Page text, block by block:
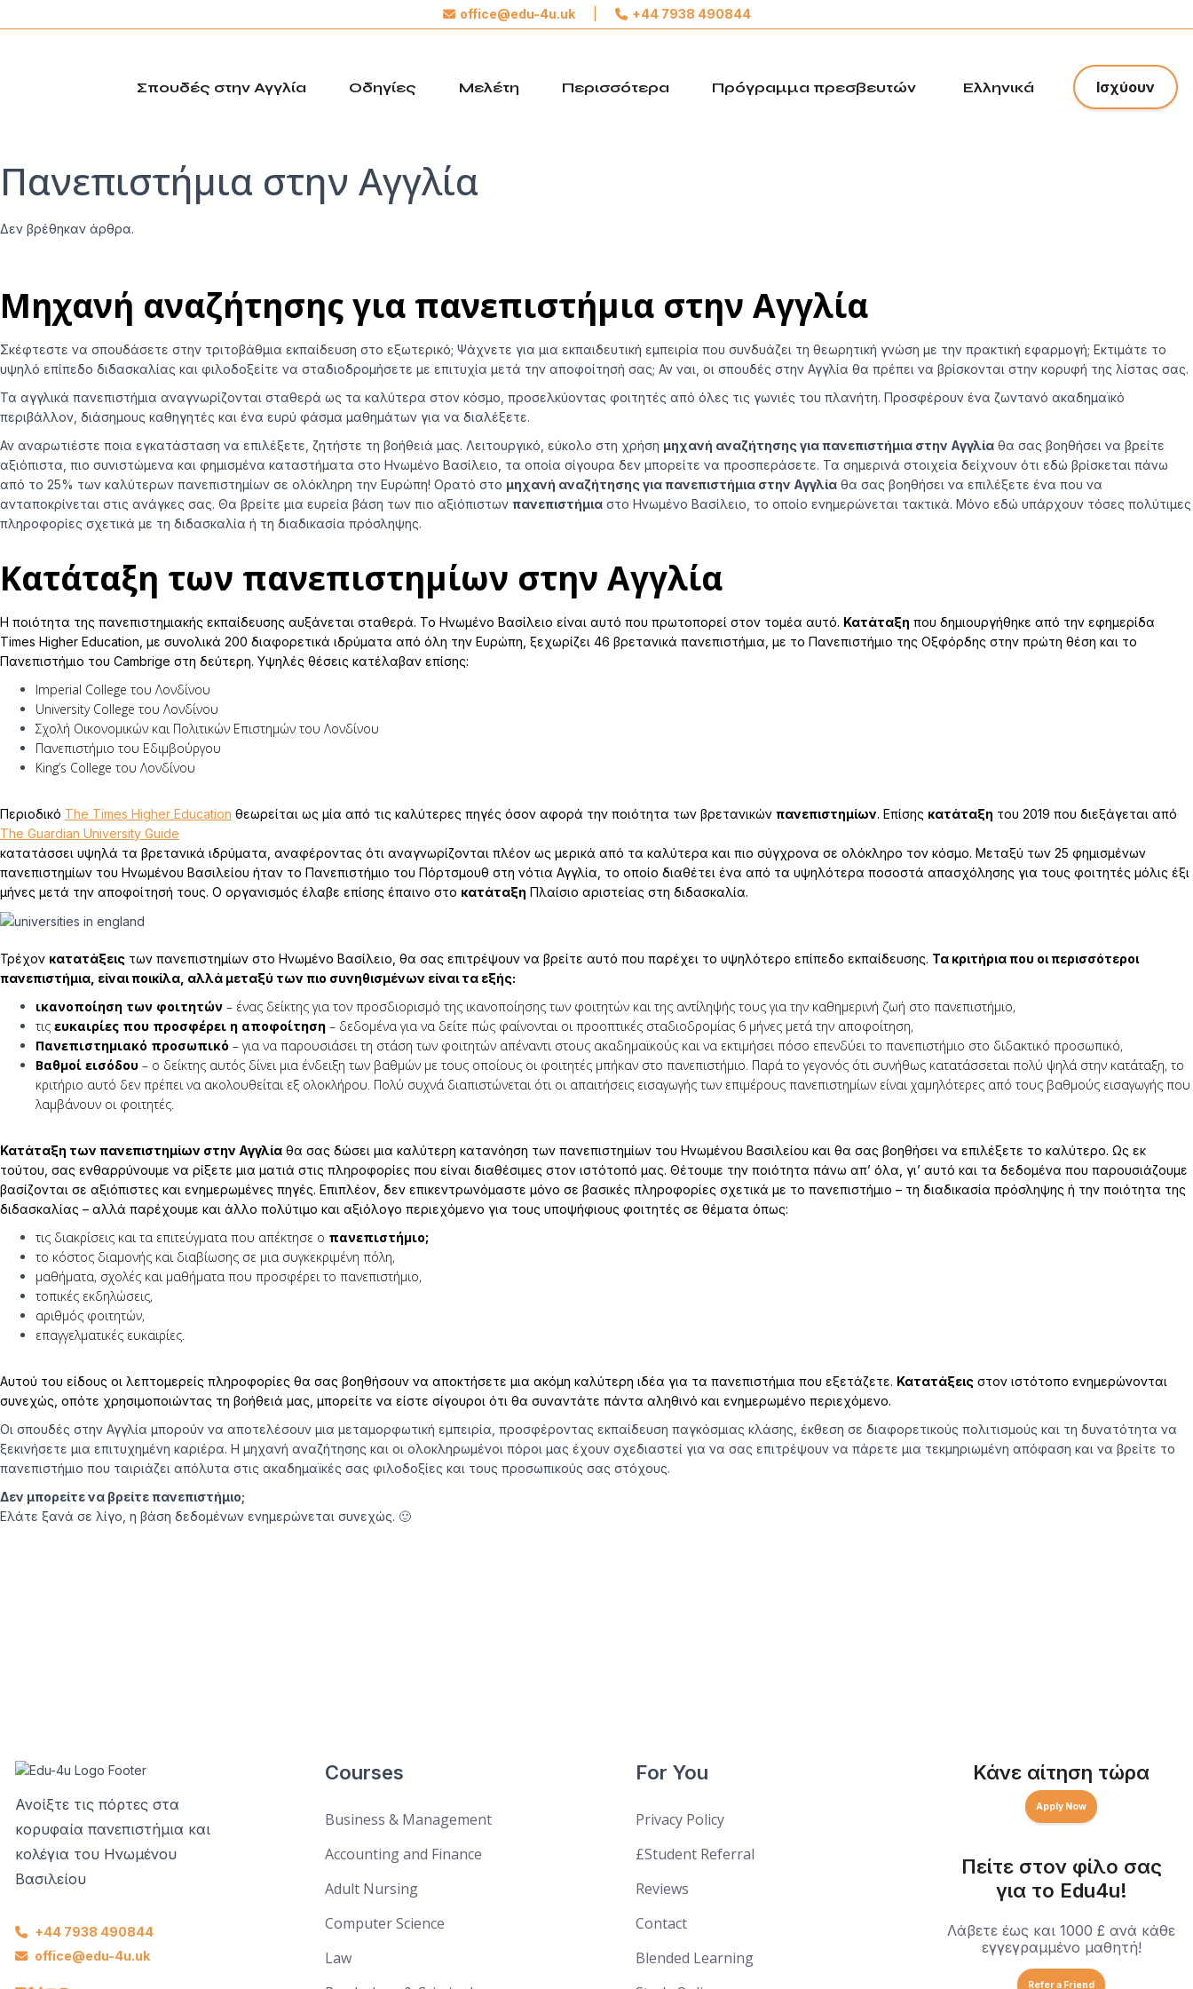
x
Edu4u
επικοινωνήσουμε μαζί σας σχετικά με την αίτησή σας.
age and acknowledge our processing of your personal data for
contact purposes as detailed in our Privacy Policy
office@edu-4u.uk +44 7938 490844
Σπουδές στην Αγγλία Οδηγίες Μελέτη Περισσότερα Πρόγραμμα πρεσβευτών Ελληνικά Ισχύουν
Πανεπιστήμια στην Αγγλία
Δεν βρέθηκαν άρθρα.
Μηχανή αναζήτησης για πανεπιστήμια στην Αγγλία
Σκέφτεστε να σπουδάσετε στην τριτοβάθμια εκπαίδευση στο εξωτερικό; Ψάχνετε για μια εκπαιδευτική εμπειρία που συνδυάζει τη θεωρητική γνώση με την πρακτική εφαρμογή; Εκτιμάτε το
υψηλό επίπεδο διδασκαλίας και φιλοδοξείτε να σταδιοδρομήσετε με επιτυχία μετά την αποφοίτησή σας; Αν ναι, οι σπουδές στην Αγγλία θα πρέπει να βρίσκονται στην κορυφή της λίστας σας.
Τα αγγλικά πανεπιστήμια αναγνωρίζονται σταθερά ως τα καλύτερα στον κόσμο, προσελκύοντας φοιτητές από όλες τις γωνιές του πλανήτη. Προσφέρουν ένα ζωντανό ακαδημαϊκό
περιβάλλον, διάσημους καθηγητές και ένα ευρύ φάσμα μαθημάτων για να διαλέξετε.
Αν αναρωτιέστε ποια εγκατάσταση να επιλέξετε, ζητήστε τη βοήθειά μας. Λειτουργικό, εύκολο στη χρήση μηχανή αναζήτησης για πανεπιστήμια στην Αγγλία θα σας βοηθήσει να βρείτε
αξιόπιστα, πιο συνιστώμενα και φημισμένα καταστήματα στο Ηνωμένο Βασίλειο, τα οποία σίγουρα δεν μπορείτε να προσπεράσετε. Τα σημερινά στοιχεία δείχνουν ότι εδώ βρίσκεται πάνω
από το 25% των καλύτερων πανεπιστημίων σε ολόκληρη την Ευρώπη! Ορατό στο μηχανή αναζήτησης για πανεπιστήμια στην Αγγλία θα σας βοηθήσει να επιλέξετε ένα που να
ανταποκρίνεται στις ανάγκες σας. Θα βρείτε μια ευρεία βάση των πιο αξιόπιστων πανεπιστήμια στο Ηνωμένο Βασίλειο, το οποίο ενημερώνεται τακτικά. Μόνο εδώ υπάρχουν τόσες πολύτιμες
πληροφορίες σχετικά με τη διδασκαλία ή τη διαδικασία πρόσληψης.
Κατάταξη των πανεπιστημίων στην Αγγλία
Η ποιότητα της πανεπιστημιακής εκπαίδευσης αυξάνεται σταθερά. Το Ηνωμένο Βασίλειο είναι αυτό που πρωτοπορεί στον τομέα αυτό. Κατάταξη που δημιουργήθηκε από την εφημερίδα
Times Higher Education, με συνολικά 200 διαφορετικά ιδρύματα από όλη την Ευρώπη, ξεχωρίζει 46 βρετανικά πανεπιστήμια, με το Πανεπιστήμιο της Οξφόρδης στην πρώτη θέση και το
Πανεπιστήμιο του Cambrige στη δεύτερη. Υψηλές θέσεις κατέλαβαν επίσης:
Imperial College του Λονδίνου
University College του Λονδίνου
Σχολή Οικονομικών και Πολιτικών Επιστημών του Λονδίνου
Πανεπιστήμιο του Εδιμβούργου
King’s College του Λονδίνου
Περιοδικό The Times Higher Education θεωρείται ως μία από τις καλύτερες πηγές όσον αφορά την ποιότητα των βρετανικών πανεπιστημίων. Επίσης κατάταξη του 2019 που διεξάγεται από
The Guardian University Guide
κατατάσσει υψηλά τα βρετανικά ιδρύματα, αναφέροντας ότι αναγνωρίζονται πλέον ως μερικά από τα καλύτερα και πιο σύγχρονα σε ολόκληρο τον κόσμο. Μεταξύ των 25 φημισμένων
πανεπιστημίων του Ηνωμένου Βασιλείου ήταν το Πανεπιστήμιο του Πόρτσμουθ στη νότια Αγγλία, το οποίο διαθέτει ένα από τα υψηλότερα ποσοστά απασχόλησης για τους φοιτητές μόλις έξι
μήνες μετά την αποφοίτησή τους. Ο οργανισμός έλαβε επίσης έπαινο στο κατάταξη Πλαίσιο αριστείας στη διδασκαλία.
Τρέχον κατατάξεις των πανεπιστημίων στο Ηνωμένο Βασίλειο, θα σας επιτρέψουν να βρείτε αυτό που παρέχει το υψηλότερο επίπεδο εκπαίδευσης. Τα κριτήρια που οι περισσότεροι
πανεπιστήμια, είναι ποικίλα, αλλά μεταξύ των πιο συνηθισμένων είναι τα εξής:
ικανοποίηση των φοιτητών – ένας δείκτης για τον προσδιορισμό της ικανοποίησης των φοιτητών και της αντίληψής τους για την καθημερινή ζωή στο πανεπιστήμιο,
τις ευκαιρίες που προσφέρει η αποφοίτηση – δεδομένα για να δείτε πώς φαίνονται οι προοπτικές σταδιοδρομίας 6 μήνες μετά την αποφοίτηση,
Πανεπιστημιακό προσωπικό – για να παρουσιάσει τη στάση των φοιτητών απέναντι στους ακαδημαϊκούς και να εκτιμήσει πόσο επενδύει το πανεπιστήμιο στο διδακτικό προσωπικό,
Βαθμοί εισόδου – ο δείκτης αυτός δίνει μια ένδειξη των βαθμών με τους οποίους οι φοιτητές μπήκαν στο πανεπιστήμιο. Παρά το γεγονός ότι συνήθως κατατάσσεται πολύ ψηλά στην κατάταξη, το
κριτήριο αυτό δεν πρέπει να ακολουθείται εξ ολοκλήρου. Πολύ συχνά διαπιστώνεται ότι οι απαιτήσεις εισαγωγής των επιμέρους πανεπιστημίων είναι χαμηλότερες από τους βαθμούς εισαγωγής που
λαμβάνουν οι φοιτητές.
Κατάταξη των πανεπιστημίων στην Αγγλία θα σας δώσει μια καλύτερη κατανόηση των πανεπιστημίων του Ηνωμένου Βασιλείου και θα σας βοηθήσει να επιλέξετε το καλύτερο. Ως εκ
τούτου, σας ενθαρρύνουμε να ρίξετε μια ματιά στις πληροφορίες που είναι διαθέσιμες στον ιστότοπό μας. Θέτουμε την ποιότητα πάνω απ’ όλα, γι’ αυτό και τα δεδομένα που παρουσιάζουμε
βασίζονται σε αξιόπιστες και ενημερωμένες πηγές. Επιπλέον, δεν επικεντρωνόμαστε μόνο σε βασικές πληροφορίες σχετικά με το πανεπιστήμιο – τη διαδικασία πρόσληψης ή την ποιότητα της
διδασκαλίας – αλλά παρέχουμε και άλλο πολύτιμο και αξιόλογο περιεχόμενο για τους υποψήφιους φοιτητές σε θέματα όπως:
τις διακρίσεις και τα επιτεύγματα που απέκτησε ο πανεπιστήμιο;
το κόστος διαμονής και διαβίωσης σε μια συγκεκριμένη πόλη,
μαθήματα, σχολές και μαθήματα που προσφέρει το πανεπιστήμιο,
τοπικές εκδηλώσεις,
αριθμός φοιτητών,
επαγγελματικές ευκαιρίες.
Αυτού του είδους οι λεπτομερείς πληροφορίες θα σας βοηθήσουν να αποκτήσετε μια ακόμη καλύτερη ιδέα για τα πανεπιστήμια που εξετάζετε. Κατατάξεις στον ιστότοπο ενημερώνονται
συνεχώς, οπότε χρησιμοποιώντας τη βοήθειά μας, μπορείτε να είστε σίγουροι ότι θα συναντάτε πάντα αληθινό και ενημερωμένο περιεχόμενο.
Οι σπουδές στην Αγγλία μπορούν να αποτελέσουν μια μεταμορφωτική εμπειρία, προσφέροντας εκπαίδευση παγκόσμιας κλάσης, έκθεση σε διαφορετικούς πολιτισμούς και τη δυνατότητα να
ξεκινήσετε μια επιτυχημένη καριέρα. Η μηχανή αναζήτησης και οι ολοκληρωμένοι πόροι μας έχουν σχεδιαστεί για να σας επιτρέψουν να πάρετε μια τεκμηριωμένη απόφαση και να βρείτε το
πανεπιστήμιο που ταιριάζει απόλυτα στις ακαδημαϊκές σας φιλοδοξίες και τους προσωπικούς σας στόχους.
Δεν μπορείτε να βρείτε πανεπιστήμιο;
Ελάτε ξανά σε λίγο, η βάση δεδομένων ενημερώνεται συνεχώς. 🙂
Ανοίξτε τις πόρτες στα
κορυφαία πανεπιστήμια και
κολέγια του Ηνωμένου
Βασιλείου
+44 7938 490844
office@edu-4u.uk
Courses
Business & Management
Accounting and Finance
Adult Nursing
Computer Science
Law
For You
Privacy Policy
£Student Referral
Reviews
Contact
Blended Learning
Κάνε αίτηση τώρα
Apply Now
Πείτε στον φίλο σας
για το Edu4u!
Λάβετε έως και 1000 £ ανά κάθε
εγγεγραμμένο μαθητή!
Refer a Friend